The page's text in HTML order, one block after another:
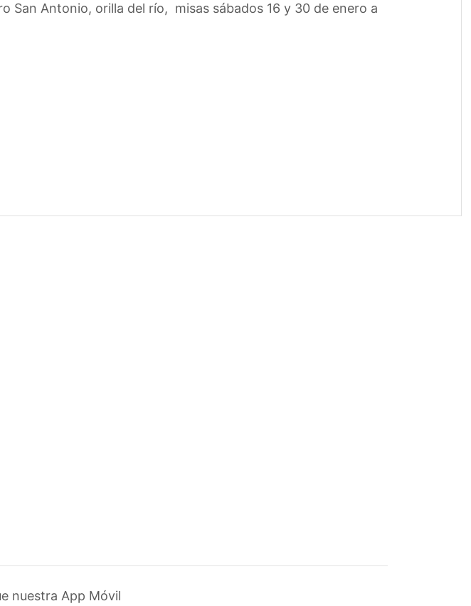
San Antonio, orilla del río, misas sábados 16 y 30 de enero a
nuestra App Móvil